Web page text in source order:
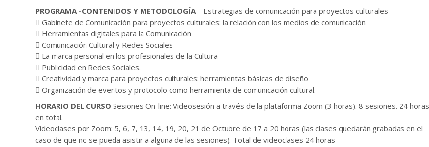
PROGRAMA -CONTENIDOS Y METODOLOGÍA– Estrategias de comunicación para proyectos culturales
 Gabinete de Comunicación para proyectos culturales: la relación con los medios de comunicación
 Herramientas digitales para la Comunicación
 Comunicación Cultural y Redes Sociales
 La marca personal en los profesionales de la Cultura
 Publicidad en Redes Sociales.
 Creatividad y marca para proyectos culturales: herramientas básicas de diseño
 Organización de eventos y protocolo como herramienta de comunicación cultural.
HORARIO DEL CURSO Sesiones On-line: Videosesión a través de la plataforma Zoom (3 horas). 8 sesiones. 24 horas
en total.
Videoclases por Zoom: 5, 6, 7, 13, 14, 19, 20, 21 de Octubre de 17 a 20 horas (las clases quedarán grabadas en el
caso de que no se pueda asistir a alguna de las sesiones). Total de videoclases 24 horas